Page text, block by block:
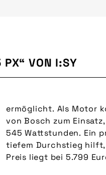
PX“ VON I:SY
ermöglicht. Als Motor
Preis liegt bei 5.799